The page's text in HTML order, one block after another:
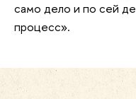
само дело и по сей
процесс».